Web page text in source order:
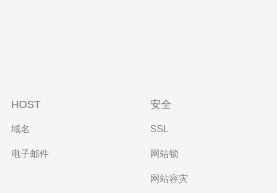
HOST
域名
电子邮件
安全
SSL
网站锁
网站容灾